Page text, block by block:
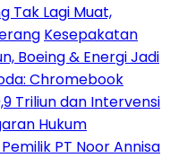
Tak Lagi Muat,
Kesepakatan
Boeing & Energi Jadi
Chromebook
Triliun dan Intervensi
Hukum
PT Noor Annisa